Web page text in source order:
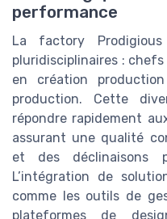
performance
La factory
pluridisciplinaires :
en création
production. Cette
répondre rapidement
assurant une qualité
et des déclinaisons
L’intégration de
comme les outils de
plateformes de